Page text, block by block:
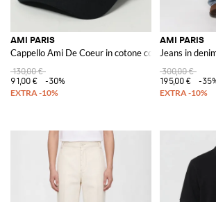
AMI PARIS
Cappello Ami De Coeur in cotone con logo ricamato
130,00 €
91,00 €
-30%
AMI PARIS
Jeans in
300,00 €
195,00 €
-